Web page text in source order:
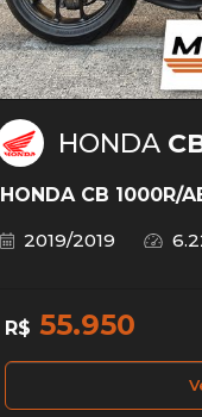
HONDA
HONDA CB 1000R/
2019/2019
R$ 55.950